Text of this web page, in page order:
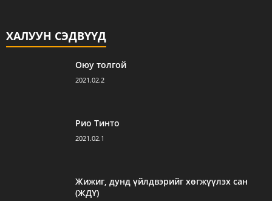
ХАЛУУН СЭДВҮҮД
Оюу толгой
2021.02.2
Рио Тинто
2021.02.1
Жижиг, дунд үйлдвэрийг хөгжүүлэх сан
(ЖДҮ)